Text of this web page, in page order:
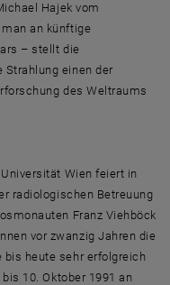
Hajek vom
an künftige
– stellt die
einen der
des Weltraums
Wien feiert in
radiologischen Betreuung
Franz Viehböck
vor zwanzig Jahren die
heute sehr erfolgreich
10. Oktober 1991 an